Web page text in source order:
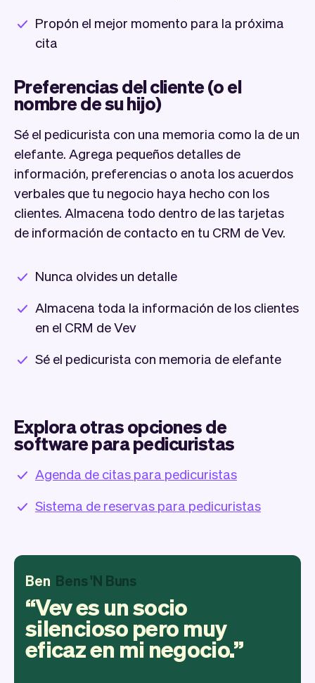
Propón el mejor momento para la próxima
cita
Preferencias del cliente (o el
nombre de su hijo)
Sé el pedicurista con una memoria como la de un
elefante. Agrega pequeños detalles de
información, preferencias o anota los acuerdos
verbales que tu negocio haya hecho con los
clientes. Almacena todo dentro de las tarjetas
de información de contacto en tu CRM de Vev.
Nunca olvides un detalle
Almacena toda la información de los clientes
en el CRM de Vev
Sé el pedicurista con memoria de elefante
Explora otras opciones de
software para pedicuristas
Agenda de citas para pedicuristas
Sistema de reservas para pedicuristas
Ben Bens 'N Buns
Vev es un socio
silencioso pero muy
eficaz en mi negocio.